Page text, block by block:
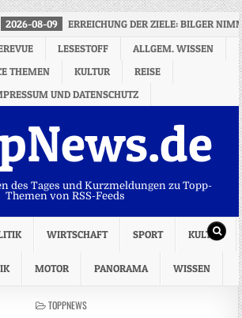
2026-08-09
ERREICHUNG DER ZIELE: BILGER
LESESTOFF
ALLGEM. WISSEN
THEMEN
KULTUR
REISE
UND DATENSCHUTZ
des Tages und Kurzmeldungen zu Topp-
Themen von RSS-Feeds
WIRTSCHAFT SPORT KULTUR
MOTOR PANORAMA WISSEN
POSTED
TOPPNEWS